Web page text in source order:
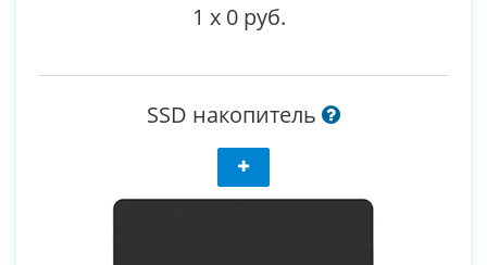
1 x 0 руб.
SSD накопитель